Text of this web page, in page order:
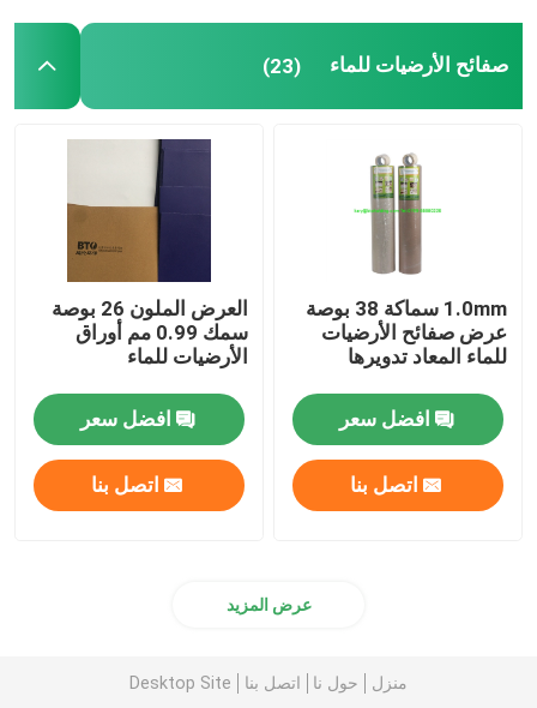
صفائح الأرضيات للماء (23)
1.0mm سماكة 38 بوصة
عرض صفائح الأرضيات
للماء المعاد تدويرها
افضل سعر
اتصل بنا
العرض الملون 26 بوصة
سمك 0.99 مم أوراق
الأرضيات للماء
افضل سعر
اتصل بنا
عرض المزيد
منزل حول نا اتصل بنا Desktop Site